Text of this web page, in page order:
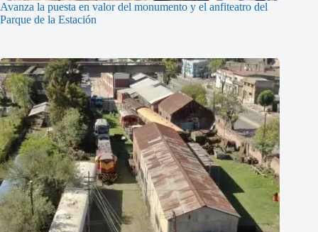
Avanza la puesta en valor del monumento y el anfiteatro del
Parque de la Estación